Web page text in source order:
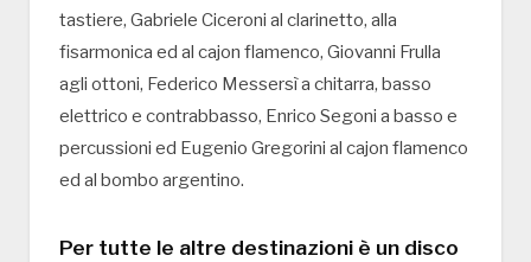
tastiere, Gabriele Ciceroni al clarinetto, alla
fisarmonica ed al cajon flamenco, Giovanni Frulla
agli ottoni, Federico Messersì a chitarra, basso
elettrico e contrabbasso, Enrico Segoni a basso e
percussioni ed Eugenio Gregorini al cajon flamenco
ed al bombo argentino.
Per tutte le altre destinazioni è un disco